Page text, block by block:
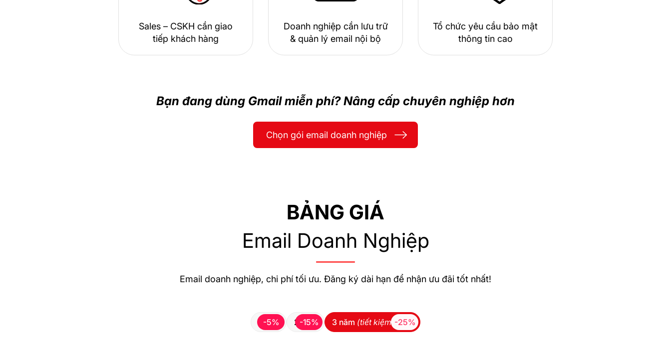
Sales – CSKH cần giao
tiếp khách hàng
Doanh nghiệp cần lưu trữ
& quản lý email nội bộ
Tổ chức yêu cầu bảo mật
thông tin cao
Bạn đang dùng Gmail miễn phí? Nâng cấp chuyên nghiệp hơn
Chọn gói email doanh nghiệp
BẢNG GIÁ
Email Doanh Nghiệp
Email doanh nghiệp, chi phí tối ưu. Đăng ký dài hạn để nhận ưu đãi tốt nhất!
1 năm
-5% 2 năm
-15% 3 năm (tiết kiệm nhất)
-25%